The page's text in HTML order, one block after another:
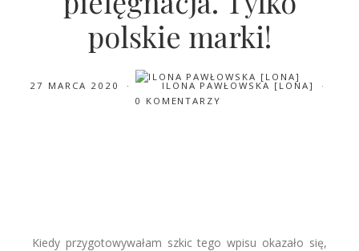
polskie marki!
27 MARCA 2020
ILONA PAWŁOWSKA [LONA]
0 KOMENTARZY
Kiedy przygotowywałam szkic tego wpisu okazało się,